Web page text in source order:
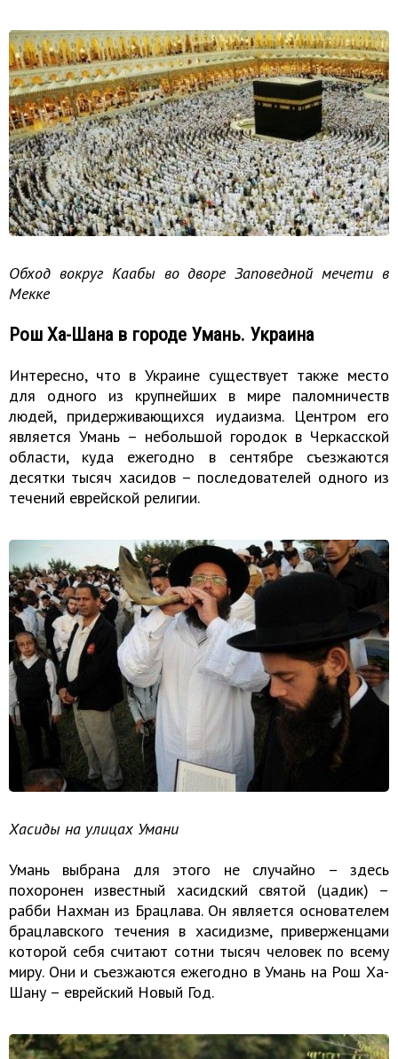
Обход вокруг Каабы во дворе Заповедной мечети в
Мекке
Рош Ха-Шана в городе Умань. Украина
Интересно, что в Украине существует также место
для одного из крупнейших в мире паломничеств
людей, придерживающихся иудаизма. Центром его
является Умань – небольшой городок в Черкасской
области, куда ежегодно в сентябре съезжаются
десятки тысяч хасидов – последователей одного из
течений еврейской религии.
Хасиды на улицах Умани
Умань выбрана для этого не случайно – здесь
похоронен известный хасидский святой (цадик) –
рабби Нахман из Брацлава. Он является основателем
брацлавского течения в хасидизме, приверженцами
которой себя считают сотни тысяч человек по всему
миру. Они и съезжаются ежегодно в Умань на Рош Ха-
Шану – еврейский Новый Год.